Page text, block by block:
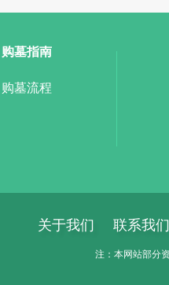
购墓指南
购墓流程
关于我们 联系我们
注：本网站部分